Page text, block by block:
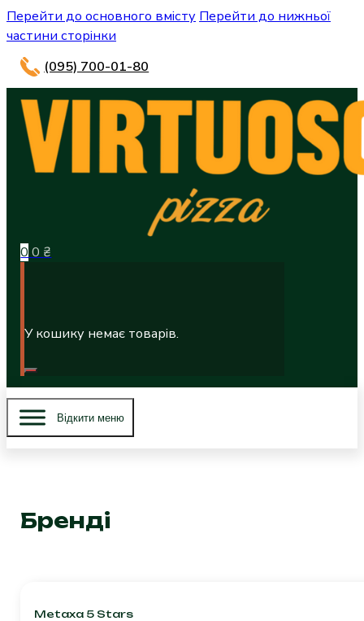
Перейти до основного вмісту Перейти до нижньої
частини сторінки
(095) 700-01-80
0 0 ₴
У кошику немає товарів.
Вiдкити меню
Бренді
Metaxa 5 Stars